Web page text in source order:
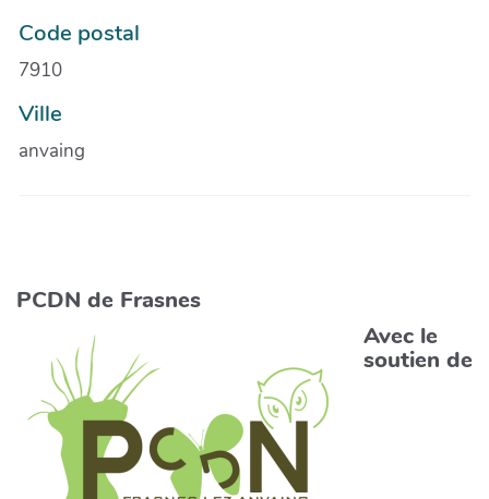
Code postal
7910
Ville
anvaing
PCDN de Frasnes
Avec le
soutien de